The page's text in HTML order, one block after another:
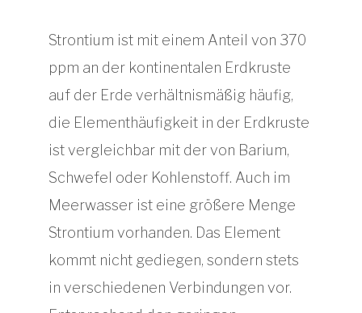
Strontium ist mit einem Anteil von 370
ppm an der kontinentalen Erdkruste
auf der Erde verhältnismäßig häufig,
die Elementhäufigkeit in der Erdkruste
ist vergleichbar mit der von Barium,
Schwefel oder Kohlenstoff. Auch im
Meerwasser ist eine größere Menge
Strontium vorhanden. Das Element
kommt nicht gediegen, sondern stets
in verschiedenen Verbindungen vor.